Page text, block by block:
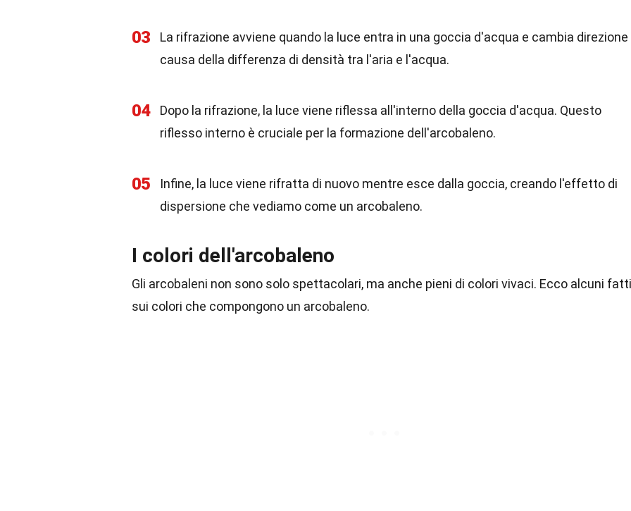
03
La rifrazione avviene quando la luce entra in una goccia d'acqua e cambia direzione
causa della differenza di densità tra l'aria e l'acqua.
04
Dopo la rifrazione, la luce viene riflessa all'interno della goccia d'acqua. Questo
riflesso interno è cruciale per la formazione dell'arcobaleno.
05
Infine, la luce viene rifratta di nuovo mentre esce dalla goccia, creando l'effetto di
dispersione che vediamo come un arcobaleno.
I colori dell'arcobaleno
Gli arcobaleni non sono solo spettacolari, ma anche pieni di colori vivaci. Ecco alcuni fatti
sui colori che compongono un arcobaleno.